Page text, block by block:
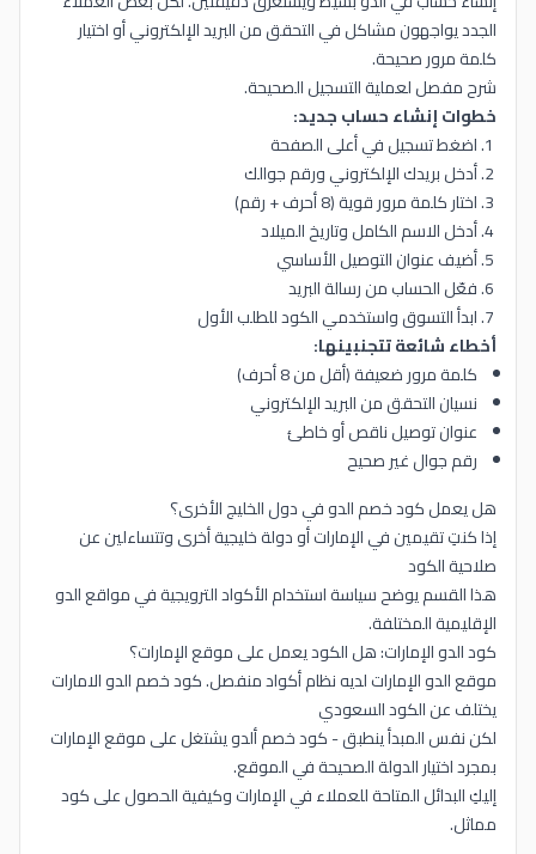
الجدد يواجهون مشاكل في التحقق من البريد الإلكتروني أو اختيار
كلمة مرور صحيحة.
شرح مفصل لعملية التسجيل الصحيحة.
خطوات إنشاء حساب جديد:
اضغط تسجيل في أعلى الصفحة
أدخل بريدك الإلكتروني ورقم جوالك
اختار كلمة مرور قوية (8 أحرف + رقم)
أدخل الاسم الكامل وتاريخ الميلاد
أضيف عنوان التوصيل الأساسي
فعّل الحساب من رسالة البريد
ابدأ التسوق واستخدمي الكود للطلب الأول
أخطاء شائعة تتجنبينها:
كلمة مرور ضعيفة (أقل من 8 أحرف)
نسيان التحقق من البريد الإلكتروني
عنوان توصيل ناقص أو خاطئ
رقم جوال غير صحيح
هل يعمل كود خصم الدو في دول الخليج الأخرى؟
إذا كنتِ تقيمين في الإمارات أو دولة خليجية أخرى وتتساءلين عن
صلاحية الكود
هذا القسم يوضح سياسة استخدام الأكواد الترويجية في مواقع الدو
الإقليمية المختلفة.
كود الدو الإمارات: هل الكود يعمل على موقع الإمارات؟
موقع الدو الإمارات لديه نظام أكواد منفصل. كود خصم الدو الامارات
يختلف عن الكود السعودي
لكن نفس المبدأ ينطبق - كود خصم ألدو يشتغل على موقع الإمارات
بمجرد اختيار الدولة الصحيحة في الموقع.
إليكِ البدائل المتاحة للعملاء في الإمارات وكيفية الحصول على كود
مماثل.